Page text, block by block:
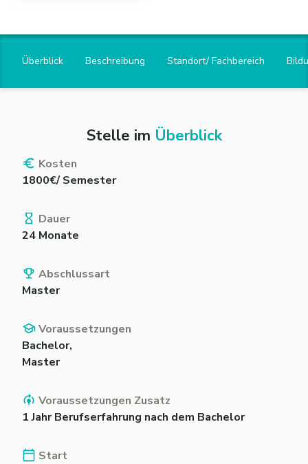
Überblick Beschreibung Standort/ Fachbereich
Stelle im Überblick
Kosten
1800€/ Semester
Dauer
24 Monate
Abschlussart
Master
Voraussetzungen
Bachelor,
Master
Voraussetzungen Zusatz
1 Jahr Berufserfahrung nach dem Bachelor
Start